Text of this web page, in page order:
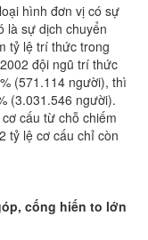
hình đơn vị có sự
là sự dịch chuyển
tỷ lệ trí thức trong
đội ngũ trí thức
(571.114 người), thì
(3.031.546 người).
cấu từ chỗ chiếm
tỷ lệ cơ cấu chỉ còn
cống hiến to lớn